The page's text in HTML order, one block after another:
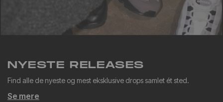
NYESTE RELEASES
Find alle de nyeste og mest eksklusive drops samlet ét sted.
Se mere